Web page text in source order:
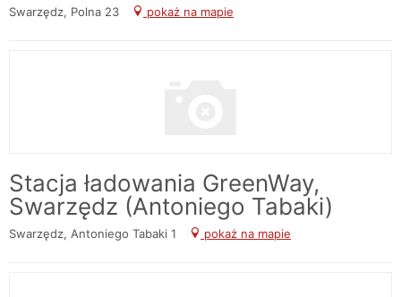
Swarzędz, Polna 23 pokaż na mapie
Stacja ładowania GreenWay,
Swarzędz (Antoniego Tabaki)
Swarzędz, Antoniego Tabaki 1 pokaż na mapie